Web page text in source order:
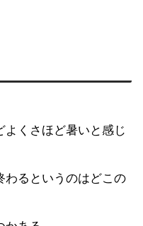
くさほど暑いと感じ
るというのはどこの